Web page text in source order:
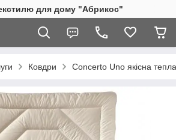
для дому "Абрикос"
Ковдри Concerto Uno якісна